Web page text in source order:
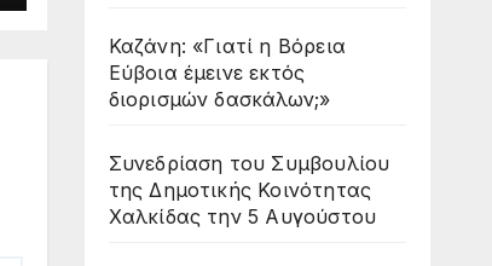
Καζάνη: «Γιατί η Βόρεια
Εύβοια έμεινε εκτός
διορισμών δασκάλων;»
Συνεδρίαση του Συμβουλίου
της Δημοτικής Κοινότητας
Χαλκίδας την 5 Αυγούστου